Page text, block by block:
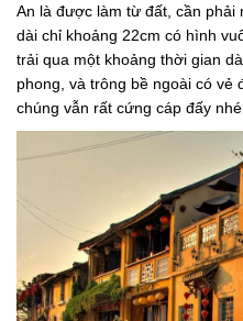
An là được làm từ đất, cần phải
dài chỉ khoảng 22cm có hình
trải qua một khoảng thời gian
phong, và trông bề ngoài có vẻ
chúng vẫn rất cứng cáp đấy